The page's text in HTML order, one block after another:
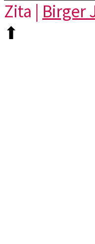
Zita | Birger
⬆︎